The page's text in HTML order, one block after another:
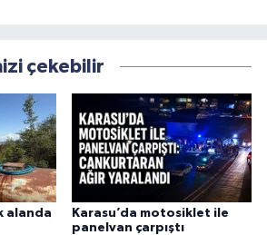
çekebilir
alanda
Karasu’da motosiklet ile
panelvan çarpıştı